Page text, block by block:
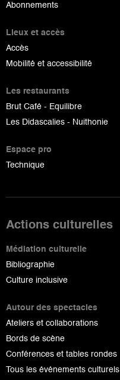
Abonnements
Lieux et accès
Accès
Mobilité et accessibilité
Les restaurants
Brut Café - Equilibre
Les Didascalies - Nuithonie
Espace pro
Technique
Actions culturelles
Médiation culturelle
Bibliographie
Culture inclusive
Autour des spectacles
Ateliers et collaborations
Bords de scène
Conférences et tables rondes
Tous les événements culturels